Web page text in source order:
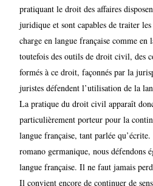
pratiquant le droit des affaires
juridique et sont capables de traiter
charge en langue française comme
toutefois des outils de droit civil, des
formés à ce droit, façonnés par la
juristes défendent l’utilisation de la
La pratique du droit civil apparaît
particulièrement porteur pour la
langue française, tant parlée
romano germanique, nous défendons
langue française. Il ne faut jamais
Il convient encore de continuer de